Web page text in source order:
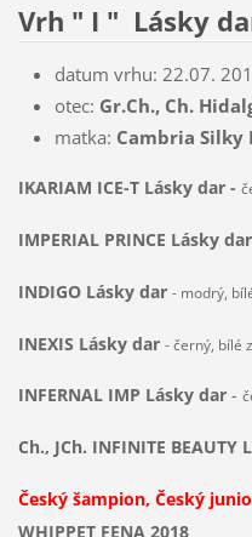
Vrh " I " Lásky
datum vrhu: 22.07.
otec: Gr.Ch., Ch.
matka: Cambria Silky
IKARIAM ICE-T Lásky dar -
IMPERIAL PRINCE Lásky dar
INDIGO Lásky dar - modrý,
INEXIS Lásky dar - černý, bílé
INFERNAL IMP Lásky dar-
Ch., JCh. INFINITE BEAUTY
Český šampion, Český
WHIPPET FENA 2018